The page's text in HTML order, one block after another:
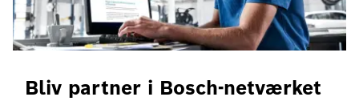
Bliv partner i Bosch-netværket